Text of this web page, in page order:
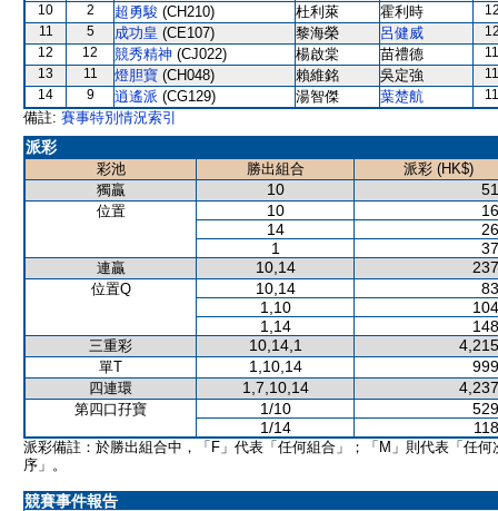
10
2 超勇駿 (CH210) 杜利萊 霍利時
11
5 成功皇 (CE107) 黎海榮 呂健威
12
12 競秀精神 (CJ022) 楊啟棠 苗禮德
13
11 燈胆寶 (CH048) 賴維銘 吳定強
14
9 逍遙派 (CG129) 湯智傑 葉楚航
備註: 賽事特別情況索引
派彩
彩池 勝出組合
派彩 (HK$)
獨贏
10
位置 10
14
1
連贏 10,14
位置Q 10,14
1,10
1,14
三重彩 10,14,1
單T 1,10,14
四連環 1,7,10,14
第四口孖寶 1/10
1/14
派彩備註：於勝出組合中，「F」代表「任何組合」；「M」則代表「任何
序」。
競賽事件報告